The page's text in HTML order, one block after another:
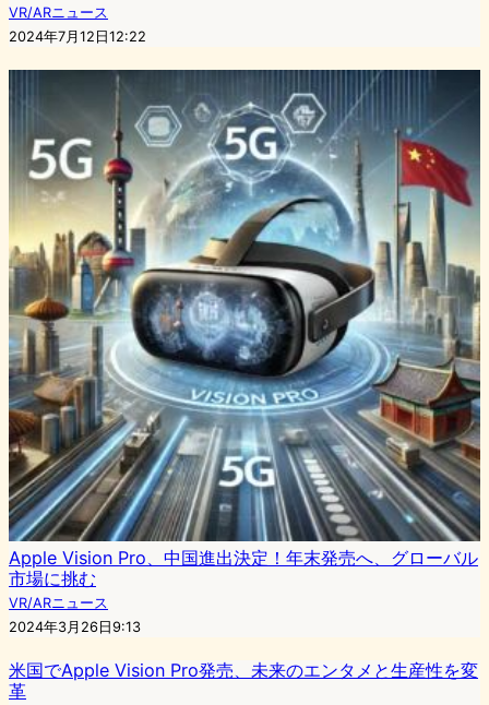
VR/ARニュース
2024年7月12日12:22
Apple Vision Pro、中国進出決定！年末発売へ、グローバル
市場に挑む
VR/ARニュース
2024年3月26日9:13
米国でApple Vision Pro発売、未来のエンタメと生産性を変
革